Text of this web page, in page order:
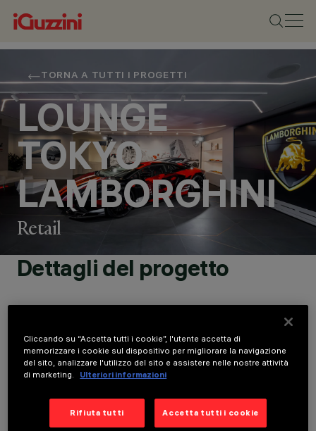
TORNA A TUTTI I PROGETTI
LOUNGE
TOKYO
LAMBORGHINI
Retail
TOKYO, JAPAN
ANNO
2020
TEAM IWAKIRI JAPAN
CO. LTD
Dettagli del progetto
TOKYO, JAPAN
ANNO
2020
ARCHITETTONICA
TEAM IWAKIRI JAPAN CO.
Cliccando su “Accetta tutti i cookie”, l'utente accetta di
memorizzare i cookie sul dispositivo per migliorare la navigazione
del sito, analizzare l'utilizzo del sito e assistere nelle nostre attività
di marketing.
Ulteriori informazioni
Rifiuta tutti Accetta tutti i cookie